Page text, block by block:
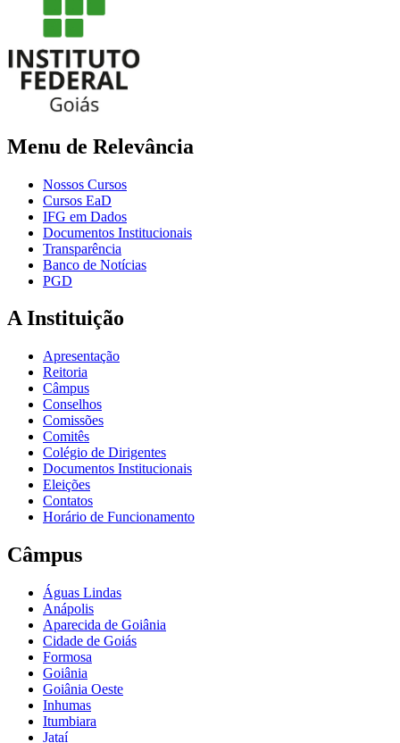
Menu de Relevância
Nossos Cursos
Cursos EaD
IFG em Dados
Documentos Institucionais
Transparência
Banco de Notícias
PGD
A Instituição
Apresentação
Reitoria
Câmpus
Conselhos
Comissões
Comitês
Colégio de Dirigentes
Documentos Institucionais
Eleições
Contatos
Horário de Funcionamento
Câmpus
Águas Lindas
Anápolis
Aparecida de Goiânia
Cidade de Goiás
Formosa
Goiânia
Goiânia Oeste
Inhumas
Itumbiara
Jataí